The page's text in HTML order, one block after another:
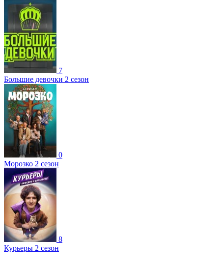
7
Большие девочки 2 сезон
0
Морозко 2 сезон
8
Курьеры 2 сезон